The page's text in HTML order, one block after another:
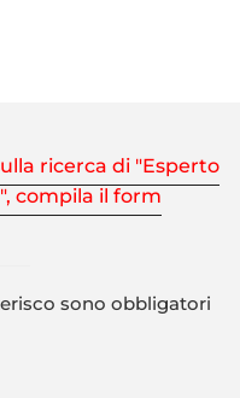
ricerca di "Esperto
, compila il form
sono obbligatori